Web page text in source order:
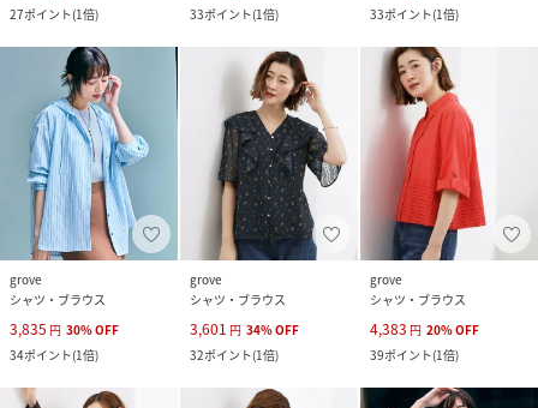
27ポイント(1倍)
33ポイント(1倍)
33ポイント(1倍)
grove
シャツ・ブラウス
3,835 円 30%OFF
34ポイント(1倍)
grove
シャツ・ブラウス
3,601 円 34%OFF
32ポイント(1倍)
grove
シャツ・ブラウス
4,383 円 20%OFF
39ポイント(1倍)